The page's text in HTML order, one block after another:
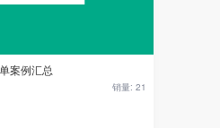
案例汇总
销量: 21